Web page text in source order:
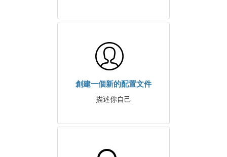
創建一個新的配置文件
描述你自己